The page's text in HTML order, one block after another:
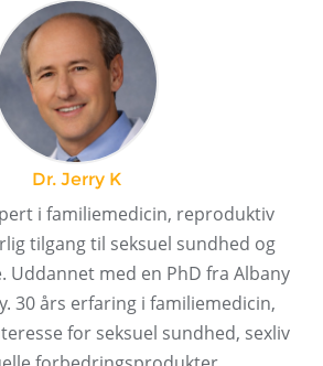
Dr. Jerry K
i familiemedicin, reproduktiv
tilgang til seksuel sundhed og
Uddannet med en PhD fra Albany
30 års erfaring i familiemedicin,
for seksuel sundhed, sexliv